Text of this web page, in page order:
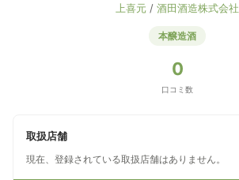
上喜元 / 酒田酒造株式会社
本醸造酒
0
口コミ数
取扱店舗
現在、登録されている取扱店舗はありません。